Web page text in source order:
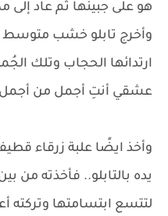
هو على جبينها ثم عاد إلى
وأخرج تابلو خشب متوسط
ارتدائها الحجاب وتلك
عشقي أنتِ أجمل من أجمل
وأخذ ايضًا علبة زرقاء
يده بالتابلو.. فأخذته من
لتتسع ابتسامتها